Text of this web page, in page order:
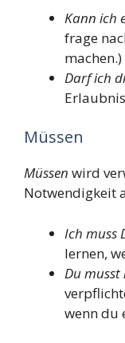
Kann ich
frage
machen.)
Darf ich
Müssen
Müssen wird
Notwendigkeit
Ich muss
lernen,
Du
wenn du